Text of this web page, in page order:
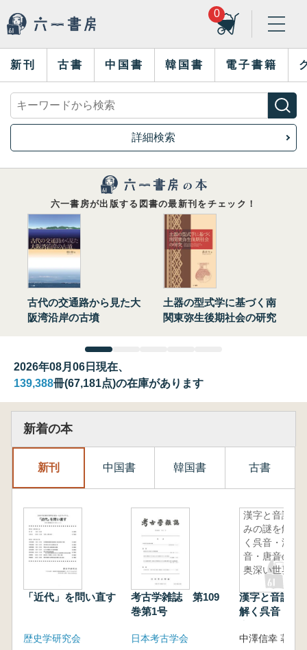
0
新刊 古書 中国書 韓国書 電子書籍
詳細検索
六一書房が出版する図書の最新刊をチェック！
古代の交通路から見た大
阪湾沿岸の古墳
土器の型式学に基づく南
関東弥生後期社会の研究
2026年08月06日現在、
139,388冊(67,181点)の在庫があります
新着の本
新刊 中国書 韓国書 古書
「近代」を問い直す
歴史学研究会
考古学雑誌 第109
巻第1号
日本考古学会
漢字と音読
みの謎を解
く呉音・漢
音・唐音の
奥深い世界
漢字と音読み
解く呉音・漢
中澤信幸 著